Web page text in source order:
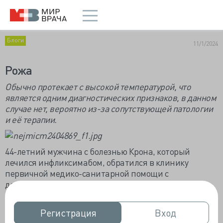
Регистрация
Регистрация Вход
Вход
Блоги 11/1/2024
Рожа
Обычно протекает с высокой температурой, что
является одним диагностических признаков, в данном
случае нет, вероятно из-за сопутствующей патологии
и её терапии.
44-летний мужчина с болезнью Крона, который
лечился инфликсимабом, обратился в клинику
первичной медико-санитарной помощи с
двухдневной историей сыпи на лице. За неделю до
обращения у его дочери болело горло, а у его матери
была похожая сыпь на лице.